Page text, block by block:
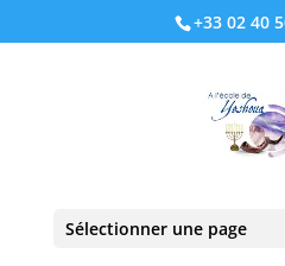
+33 02 40
Sélectionner une page